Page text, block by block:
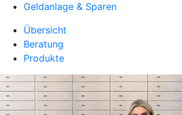
Geldanlage & Sparen
Übersicht
Beratung
Produkte